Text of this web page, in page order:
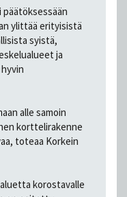
ylittää erityisistä
syistä,
ja
alle samoin
korttelirakenne
toteaa Korkein
korostavalle